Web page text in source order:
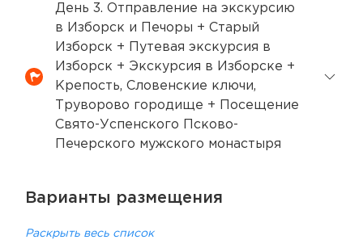
День 3. Отправление на экскурсию
в Изборск и Печоры + Старый
Изборск + Путевая экскурсия в
Изборск + Экскурсия в Изборске +
Крепость, Словенские ключи,
Труворово городище + Посещение
Свято-Успенского Псково-
Печерского мужского монастыря
Варианты размещения
Раскрыть весь список